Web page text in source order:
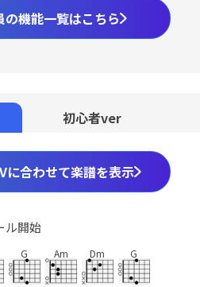
の機能一覧はこちら
初心者ver
に合わせて楽譜を表示
ル開始
G Am Dm G